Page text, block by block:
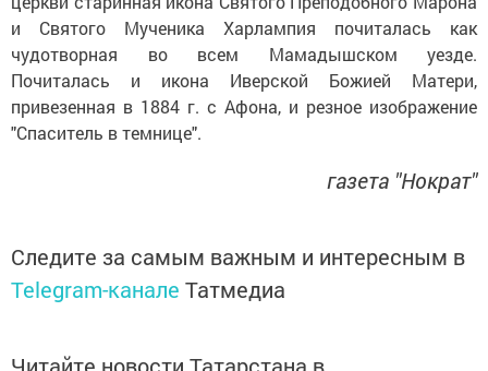
и Святого Мученика Харлампия почиталась как
чудотворная во всем Мамадышском уезде.
Почиталась и икона Иверской Божией Матери,
привезенная в 1884 г. с Афона, и резное изображение
"Спаситель в темнице".
газета "Нократ"
Следите за самым важным и интересным в
Telegram-канале Татмедиа
Читайте новости Татарстана в